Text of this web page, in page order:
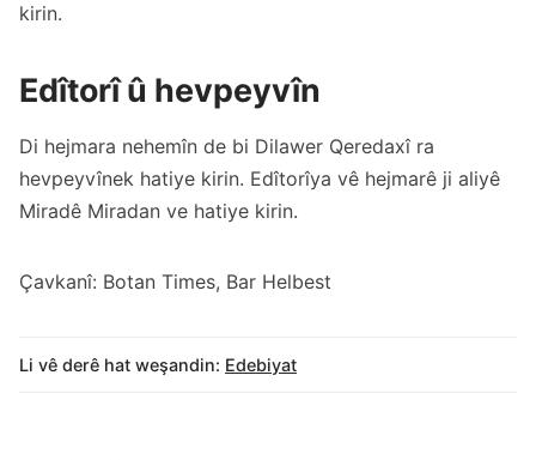
kirin.
Edîtorî û hevpeyvîn
Di hejmara nehemîn de bi Dilawer Qeredaxî ra
hevpeyvînek hatiye kirin. Edîtorîya vê hejmarê ji aliyê
Miradê Miradan ve hatiye kirin.
Çavkanî: Botan Times, Bar Helbest
Li vê derê hat weşandin: Edebiyat